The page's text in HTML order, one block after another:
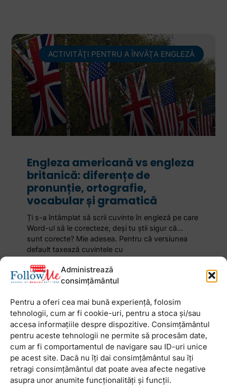
Administrează
consimțământul
Pentru a oferi cea mai bună experiență, folosim
tehnologii, cum ar fi cookie-uri, pentru a stoca și/sau
accesa informațiile despre dispozitive. Consimțământul
pentru aceste tehnologii ne permite să procesăm date,
cum ar fi comportamentul de navigare sau ID-uri unice
pe acest site. Dacă nu îți dai consimțământul sau îți
retragi consimțământul dat poate avea afecte negative
asupra unor anumite funcționalități și funcții.
ACTIVITĂŢI PENTRU A ÎNVĂŢA ENGLEZĂ
Engleza americană vs engleza
britanică: diferențe de
pronunție, ortografie,
vocabular și gramatică
Ți s-a întâmplat să scrii cuvinte în engleză pe care
Word-ul să le corecteze, deși tu știi sigur că…
sunt corecte? Mie adesea. Pentru că versiunea
default taxează cuvintele cu
13 octombrie 2022 Niciun comentariu
Newsletter